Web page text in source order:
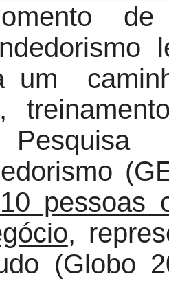
um
10 pessoas
,
(Globo